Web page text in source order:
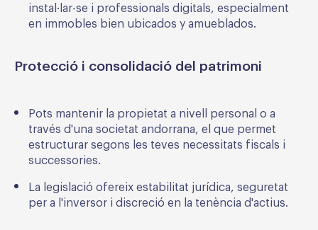
instal·lar-se i professionals digitals, especialment
en immobles bien ubicados y amueblados.
Protecció i consolidació del patrimoni
Pots mantenir la propietat a nivell personal o a
través d'una societat andorrana, el que permet
estructurar segons les teves necessitats fiscals i
successories.
La legislació ofereix estabilitat jurídica, seguretat
per a l'inversor i discreció en la tenència d'actius.